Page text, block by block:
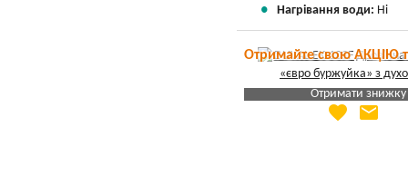
Нагрівання води: Ні
Отримайте свою АКЦІЮ
Отримати знижку
Яка Ваша ціна
favorite email